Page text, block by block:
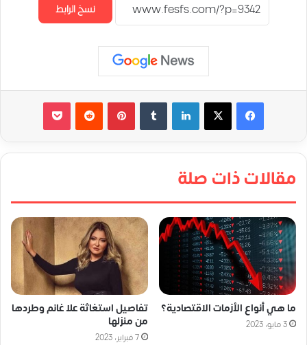
نسخ الرابط
لينكدإن بينتيريست
مقالات ذات صلة
ما هي أنواع الأزمات الاقتصادية؟
3 مايو، 2023
تفاصيل استغاثة علا غانم وطردها
من منزلها
7 فبراير، 2023